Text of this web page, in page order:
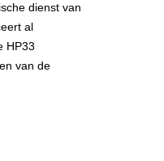
dienst van
al
HP33
van de